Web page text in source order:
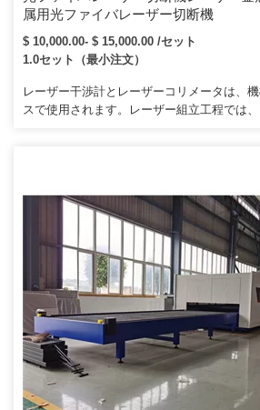
属用光ファイバレーザー切断機
$ 10,000.00- $ 15,000.00 /セット
1.0セット（最小注文）
レーザー干渉計とレーザーコリメータは、
スで使用されます。レーザー組立工程では